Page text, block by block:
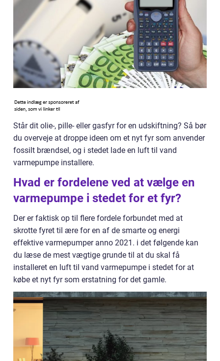
Står dit olie-, pille- eller gasfyr for en udskiftning? Så bør
du overveje at droppe ideen om et nyt fyr som anvender
fossilt brændsel, og i stedet lade en luft til vand
varmepumpe installere.
Hvad er fordelene ved at vælge en
varmepumpe i stedet for et fyr?
Der er faktisk op til flere fordele forbundet med at
skrotte fyret til ære for en af de smarte og energi
effektive varmepumper anno 2021. i det følgende kan
du læse de mest vægtige grunde til at du skal få
installeret en luft til vand varmepumpe i stedet for at
købe et nyt fyr som erstatning for det gamle.